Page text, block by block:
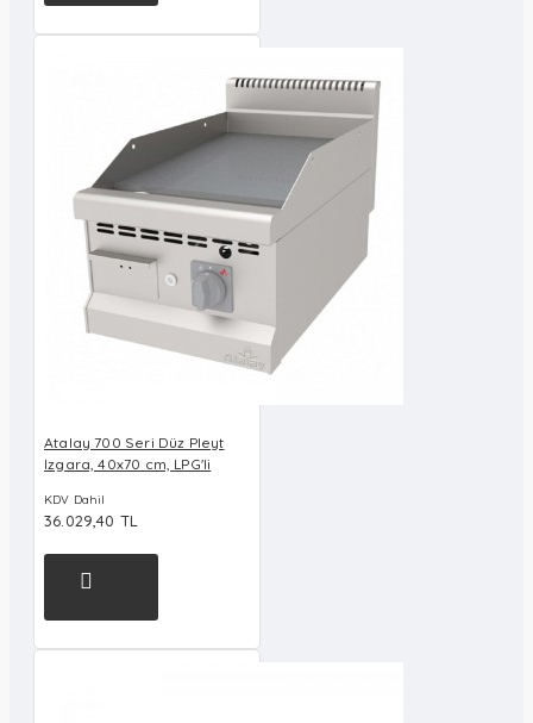
Atalay 700 Seri Düz Pleyt
Izgara, 40x70 cm, LPG'li
KDV Dahil
36.029,40 TL